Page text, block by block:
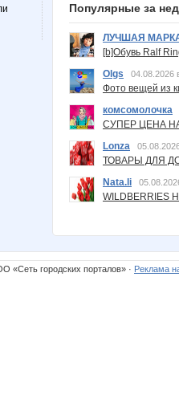
Популярные за
ЛУЧШАЯ
[b]Обувь Ralf
Olgs
04.08.2026
Фото вещей из
комсомолочка
СУПЕР ЦЕНА
Lonza
ТОВАРЫ ДЛЯ
Nata.li
«Сеть городских порталов» · Реклама